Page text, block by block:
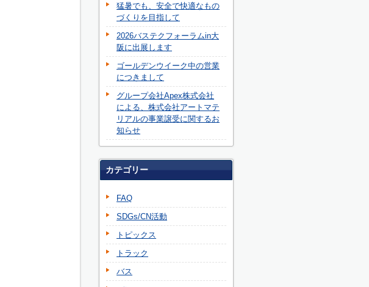
猛暑でも、安全で快適なもの
づくりを目指して
2026バステクフォーラムin大
阪に出展します
ゴールデンウイーク中の営業
につきまして
グループ会社Apex株式会社
による、株式会社アートマテ
リアルの事業譲受に関するお
知らせ
カテゴリー
FAQ
SDGs/CN活動
トピックス
トラック
バス